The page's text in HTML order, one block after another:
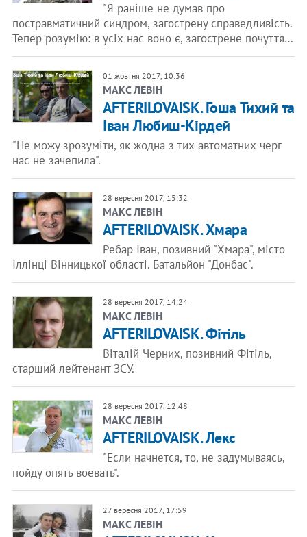
"Я раніше не думав про
постравматичний синдром, загострену справедливість.
Тепер розумію: в усіх нас воно є, загострене почуття…
01 жовтня 2017, 10:36
​МАКС ЛЕВІН
AFTERILOVAISK. Гоша Тихий та
Іван Любиш-Кірдей
"Не можу зрозуміти, як жодна з тих автоматних черг
нас не зачепила".
28 вересня 2017, 15:32
​МАКС ЛЕВІН
AFTERILOVAISK. Хмара
Ребар Іван, позивний "Хмара", місто
Іллінці Вінницької області. Батальйон "Донбас".
28 вересня 2017, 14:24
​МАКС ЛЕВІН
AFTERILOVAISK. Фітіль
Віталій Черних, позивний Фітіль,
старший лейтенант ЗСУ.
28 вересня 2017, 12:48
​МАКС ЛЕВІН
AFTERILOVAISK. Лекс
"Если начнется, то, не задумываясь,
пойду опять воевать".
27 вересня 2017, 17:59
​МАКС ЛЕВІН